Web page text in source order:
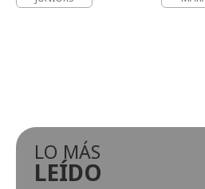
LO MÁS
LEÍDO